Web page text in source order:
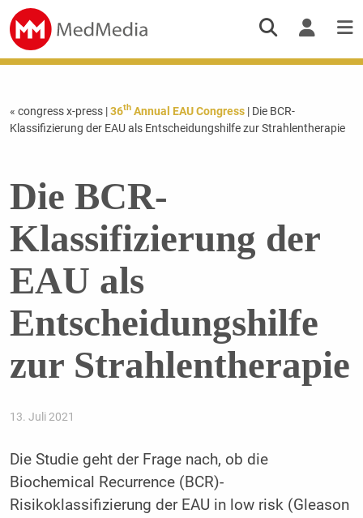
« congress x-press |36thAnnual EAU Congress| Die BCR-
Klassifizierung der EAU als Entscheidungshilfe zur Strahlentherapie
Die BCR-
Klassifizierung der
EAU als
Entscheidungshilfe
zur Strahlentherapie
13. Juli 2021
Die Studie geht der Frage nach, ob die
Biochemical Recurrence (BCR)-
Risikoklassifizierung der EAU in low risk (Gleason